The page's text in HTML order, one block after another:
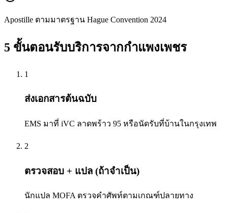
Apostille ตามมาตรฐาน Hague Convention 2024
5 ขั้นตอนรับบริการจากกำแพงเพชร
1
ส่งเอกสารต้นฉบับ
EMS มาที่ iVC ลาดพร้าว 95 หรือนัดรับที่บ้านในกรุงเทพ
2
ตรวจสอบ + แปล (ถ้าจำเป็น)
นักแปล MOFA ตรวจคำศัพท์ตามเกณฑ์ปลายทาง